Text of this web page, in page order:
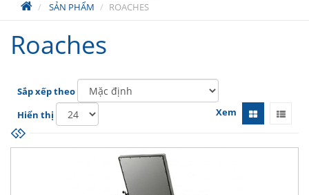
SẢN PHẨM ROACHES
Roaches
Sắp xếp theo
Hiển thị
Xem